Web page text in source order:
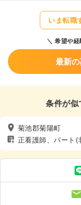
いま転職
希望や経
最新
条件が似
菊池郡菊陽町
正看護師、パート(
週8休以上